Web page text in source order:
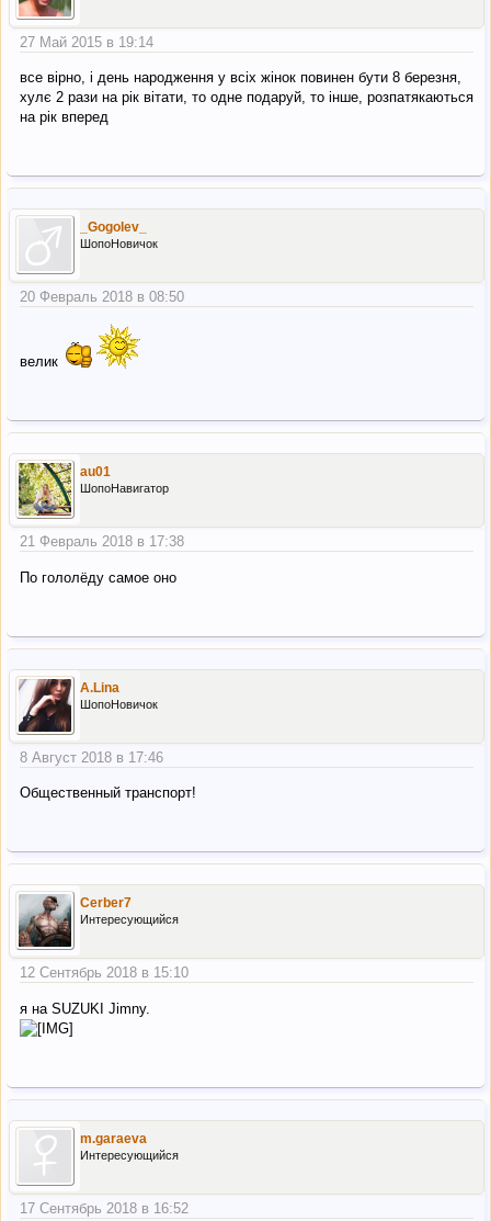
27 Май 2015 в 19:14
все вірно, і день народження у всіх жінок повинен бути 8 березня,
хулє 2 рази на рік вітати, то одне подаруй, то інше, розпатякаються
на рік вперед
_Gogolev_
ШопоНовичок
20 Февраль 2018 в 08:50
велик
au01
ШопоНавигатор
21 Февраль 2018 в 17:38
По гололёду самое оно
A.Lina
ШопоНовичок
8 Август 2018 в 17:46
Общественный транспорт!
Cerber7
Интересующийся
12 Сентябрь 2018 в 15:10
я на SUZUKI Jimny.
m.garaeva
Интересующийся
17 Сентябрь 2018 в 16:52